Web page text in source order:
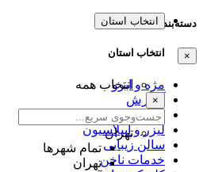
دسته‌بندی‌ها
×
مژه و ابرو
آموزش
عروس
لیزر و اپیلاسیون
سالن زیبایی
خدمات ناخن
انتخاب استان
انتخاب استان
انتخاب همه
×
تهران
تمام شهر‌ها
تهران